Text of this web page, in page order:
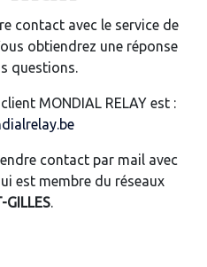
contact avec le service de
obtiendrez une réponse
questions.
MONDIAL RELAY est :
contact par mail avec
est membre du réseaux
GILLES.